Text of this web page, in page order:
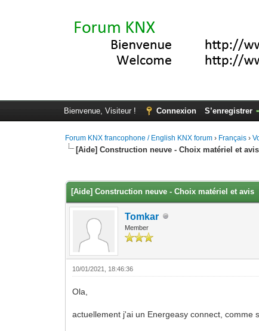
Bienvenue, Visiteur ! Connexion S’enregistrer
Forum KNX francophone / English KNX forum › Français ›
[Aide] Construction neuve - Choix matériel et avis
[Aide] Construction neuve - Choix matériel et avis
Tomkar
Member
10/01/2021, 18:46:36
Ola,
actuellement j'ai un Energeasy connect, comme